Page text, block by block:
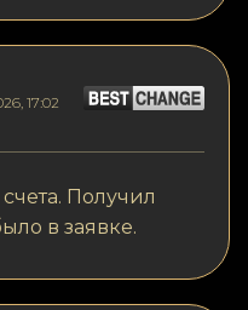
17:02
Получил
в заявке.